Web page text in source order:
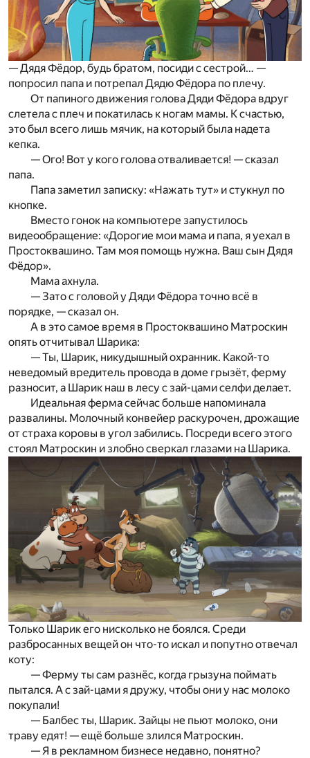
— Дядя Фёдор, будь братом, посиди с сестрой… —
попросил папа и потрепал Дядю Фёдора по плечу.
От папиного движения голова Дяди Фёдора вдруг
слетела с плеч и покатилась к ногам мамы. К счастью,
это был всего лишь мячик, на который была надета
кепка.
— Ого! Вот у кого голова отваливается! — сказал
папа.
Папа заметил записку: «Нажать тут» и стукнул по
кнопке.
Вместо гонок на компьютере запустилось
видеообращение: «Дорогие мои мама и папа, я уехал в
Простоквашино. Там моя помощь нужна. Ваш сын Дядя
Фёдор».
Мама ахнула.
— Зато с головой у Дяди Фёдора точно всё в
порядке, — сказал он.
А в это самое время в Простоквашино Матроскин
опять отчитывал Шарика:
— Ты, Шарик, никудышный охранник. Какой-то
неведомый вредитель провода в доме грызёт, ферму
разносит, а Шарик наш в лесу с зай-цами селфи делает.
Идеальная ферма сейчас больше напоминала
развалины. Молочный конвейер раскурочен, дрожащие
от страха коровы в угол забились. Посреди всего этого
стоял Матроскин и злобно сверкал глазами на Шарика.
Только Шарик его нисколько не боялся. Среди
разбросанных вещей он что-то искал и попутно отвечал
коту:
— Ферму ты сам разнёс, когда грызуна поймать
пытался. А с зай-цами я дружу, чтобы они у нас молоко
покупали!
— Балбес ты, Шарик. Зайцы не пьют молоко, они
траву едят! — ещё больше злился Матроскин.
— Я в рекламном бизнесе недавно, понятно?